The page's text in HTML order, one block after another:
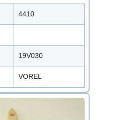
4410
19V030
VOREL